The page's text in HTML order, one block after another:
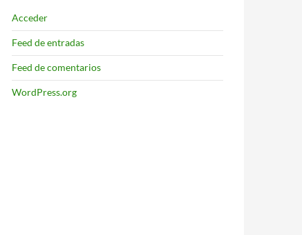
Acceder
Feed de entradas
Feed de comentarios
WordPress.org